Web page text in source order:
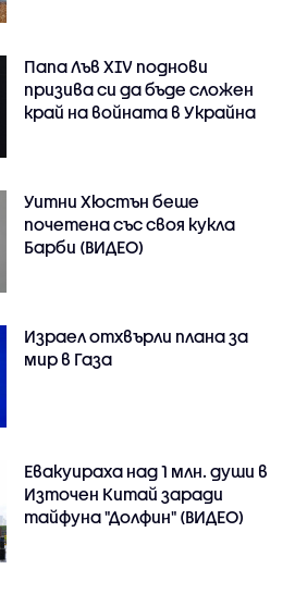
Папа Лъв XIV поднови
призива си да бъде сложен
край на войната в Украйна
Уитни Хюстън беше
почетена със своя кукла
Барби (ВИДЕО)
Израел отхвърли плана за
мир в Газа
Евакуираха над 1 млн. души в
Източен Китай заради
тайфуна "Долфин" (ВИДЕО)